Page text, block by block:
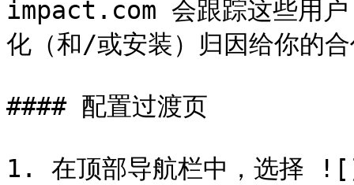
impact.com 会跟踪这些用户
化（和/或安装）归因给你的
#### 配置过渡页
1. 在顶部导航栏中，选择